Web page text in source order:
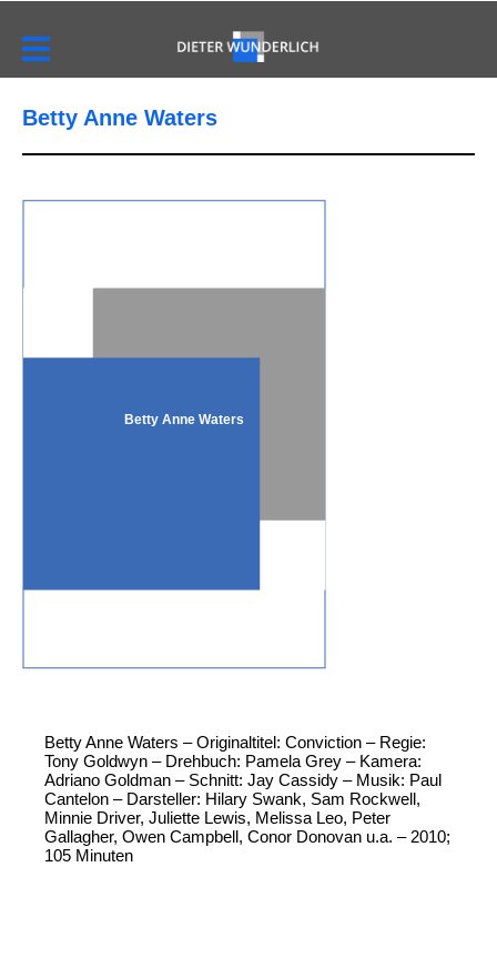
Betty Anne Waters
Betty Anne Waters
Betty Anne Waters – Originaltitel: Conviction – Regie:
Tony Goldwyn – Drehbuch: Pamela Grey – Kamera:
Adriano Goldman – Schnitt: Jay Cassidy – Musik: Paul
Cantelon – Darsteller: Hilary Swank, Sam Rockwell,
Minnie Driver, Juliette Lewis, Melissa Leo, Peter
Gallagher, Owen Campbell, Conor Donovan u.a. – 2010;
105 Minuten